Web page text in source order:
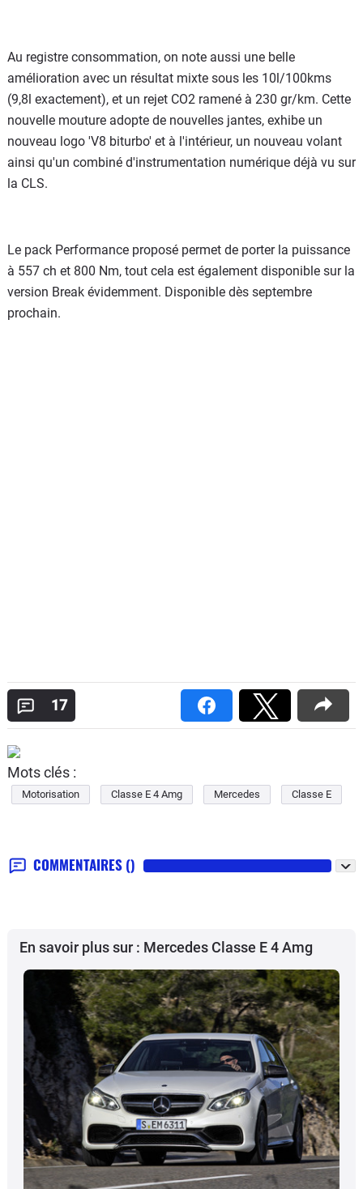
Au registre consommation, on note aussi une belle
amélioration avec un résultat mixte sous les 10l/100kms
(9,8l exactement), et un rejet CO2 ramené à 230 gr/km. Cette
nouvelle mouture adopte de nouvelles jantes, exhibe un
nouveau logo 'V8 biturbo' et à l'intérieur, un nouveau volant
ainsi qu'un combiné d'instrumentation numérique déjà vu sur
la CLS.
Le pack Performance proposé permet de porter la puissance
à 557 ch et 800 Nm, tout cela est également disponible sur la
version Break évidemment. Disponible dès septembre
prochain.
17
Mots clés :
Motorisation Classe E 4 Amg Mercedes Classe E
COMMENTAIRES ()
En savoir plus sur : Mercedes Classe E 4 Amg